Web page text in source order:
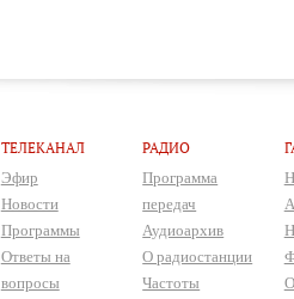
ТЕЛЕКАНАЛ
Эфир
Новости
Программы
Ответы на
вопросы
РАДИО
Программа
передач
Аудиоархив
О радиостанции
Частоты